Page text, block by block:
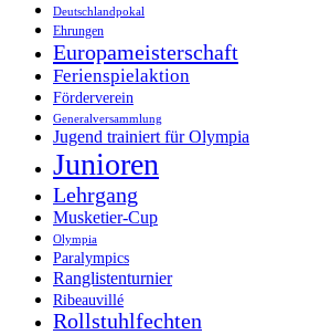
Deutschlandpokal
Ehrungen
Europameisterschaft
Ferienspielaktion
Förderverein
Generalversammlung
Jugend trainiert für Olympia
Junioren
Lehrgang
Musketier-Cup
Olympia
Paralympics
Ranglistenturnier
Ribeauvillé
Rollstuhlfechten